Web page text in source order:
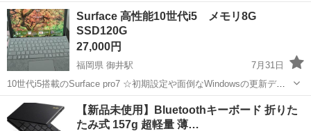
埼玉 戸田市 北戸田駅 周辺機器
Surface 高性能10世代i5 メモリ8G
SSD120G
27,000円
福岡県 御井駅
7月31日
10世代i5搭載のSurface pro7 ☆初期設定や面倒なWindowsの更新デー
タは最新11まで更新済み！！ ☆電源投入していだければ初心者の方で
もすぐにご使用可能です。 ☆ビジネス・学業・副業など幅広くご...
福岡 久留米市 御井駅 タブレットPC SSD
【新品未使用】Bluetoothキーボード 折りた
たみ式 157g 超軽量 薄…